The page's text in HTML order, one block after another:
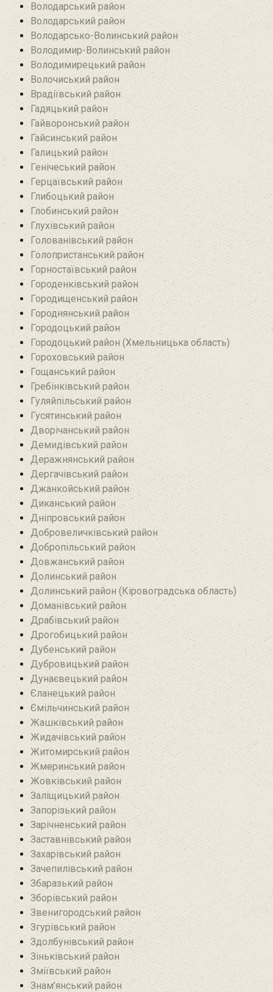
Володарський район
Володарський район
Володарсько-Волинський район
Володимир-Волинський район
Володимирецький район‎
Волочиський район
Врадіївський район‎
Гадяцький район
Гайворонський район
Гайсинський район
Галицький район
Генічеський район
Герцаївський район
Глибоцький район
Глобинський район
Глухівський район‎
Голованівський район
Голопристанський район
Горностаївський район‎
Городенківський район
Городищенський район‎
Городнянський район
Городоцький район
Городоцький район (Хмельницька область)
Гороховський район
Гощанський район
Гребінківський район
Гуляйпільський район‎
Гусятинський район‎
Дворічанський район
Демидівський район
Деражнянський район
Дергачівський район
Джанкойський район
Диканський район
Дніпровський район
Добровеличківський район
Добропільський район‎
Довжанський район
Долинський район
Долинський район (Кіровоградська область)
Доманівський район‎
Драбівський район‎
Дрогобицький район
Дубенський район
Дубровицький район‎
Дунаєвецький район
Єланецький район‎
Ємільчинський район
Жашківський район
Жидачівський район
Житомирський район
Жмеринський район
Жовківський район
Заліщицький район‎
Запорізький район
Зарічненський район
Заставнівський район
Захарівський район
Зачепилівський район
Збаразький район‎
Зборівський район
Звенигородський район
Згурівський район
Здолбунівський район‎
Зіньківський район‎
Зміївський район
Знам’янський район